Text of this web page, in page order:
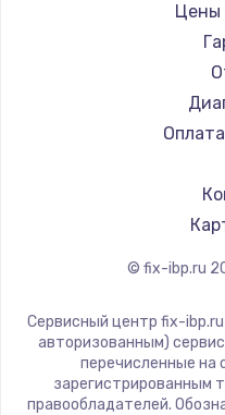
Цены
© fix-ibp.ru
Сервисный центр fix-
авторизованным)
перечисленные на
зарегистрированным
правообладателей.